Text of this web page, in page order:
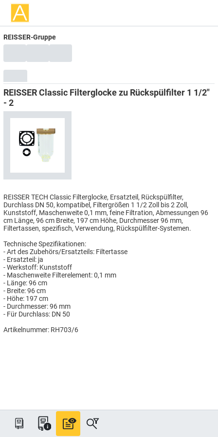
REISSER-Gruppe
REISSER Classic Filterglocke zu Rückspülfilter 1 1/2"
- 2
REISSER TECH Classic Filterglocke, Ersatzteil, Rückspülfilter,
Durchlass DN 50, kompatibel, Filtergrößen 1 1/2 Zoll bis 2 Zoll,
Kunststoff, Maschenweite 0,1 mm, feine Filtration, Abmessungen 96
cm Länge, 96 cm Breite, 197 cm Höhe, Durchmesser 96 mm,
Filtertassen, spezifisch, Verwendung, Rückspülfilter-Systemen.
Technische Spezifikationen:
- Art des Zubehörs/Ersatzteils: Filtertasse
- Ersatzteil: ja
- Werkstoff: Kunststoff
- Maschenweite Filterelement: 0,1 mm
- Länge: 96 cm
- Breite: 96 cm
- Höhe: 197 cm
- Durchmesser: 96 mm
- Für Durchlass: DN 50
Artikelnummer: RH703/6